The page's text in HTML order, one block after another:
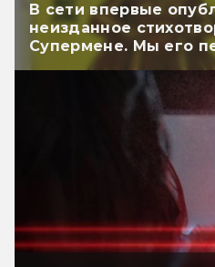
В сети впервые
неизданное
Супермене. Мы его